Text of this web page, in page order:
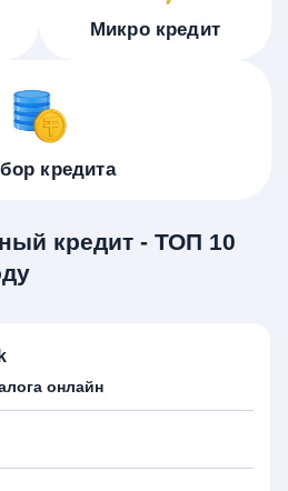
Микро кредит
кредита
кредит - ТОП 10
онлайн